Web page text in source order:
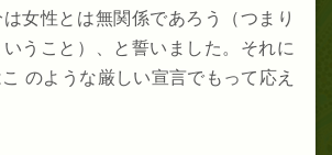
女性とは無関係であろう（つまり
うこと）、と誓いました。それに
のような厳しい宣言でもって応え